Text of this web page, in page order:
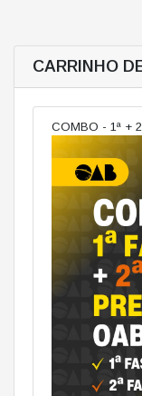
CARRINHO
COMBO - 1ª +